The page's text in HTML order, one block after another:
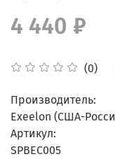
(0)
4 440 ₽
Производитель:
Exeelon (США-
Артикул:
SPBEC005